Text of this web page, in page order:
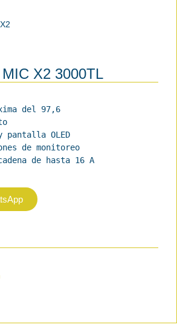
X2 3000TL
del 97,6
OLED
de monitoreo
de hasta 16 A